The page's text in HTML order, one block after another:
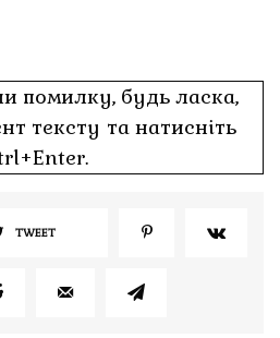
помилку, будь ласка,
тексту та натисніть
TWEET